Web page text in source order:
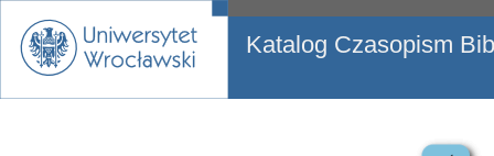
Katalog Czasopism